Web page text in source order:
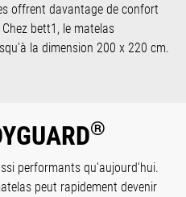
offrent davantage de confort
bett1, le matelas
la dimension 200 x 220 cm.
®
performants qu'aujourd'hui.
peut rapidement devenir